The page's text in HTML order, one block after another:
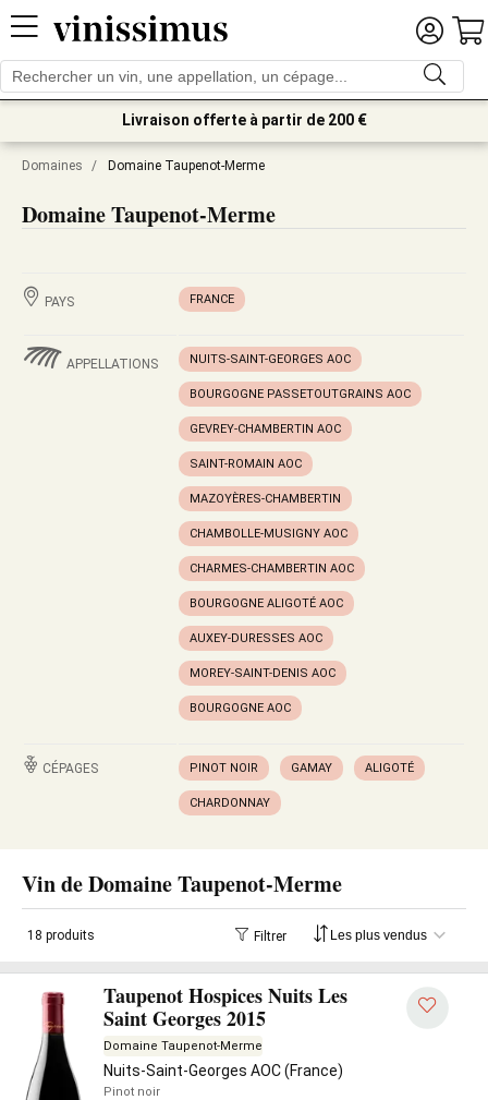
Livraison offerte à partir de 200 €
Domaines / Domaine Taupenot-Merme
Domaine Taupenot-Merme
PAYS FRANCE
APPELLATIONS NUITS-SAINT-GEORGES AOC
BOURGOGNE PASSETOUTGRAINS AOC
GEVREY-CHAMBERTIN AOC
SAINT-ROMAIN AOC
MAZOYÈRES-CHAMBERTIN
CHAMBOLLE-MUSIGNY AOC
CHARMES-CHAMBERTIN AOC
BOURGOGNE ALIGOTÉ AOC
AUXEY-DURESSES AOC
MOREY-SAINT-DENIS AOC
BOURGOGNE AOC
CÉPAGES PINOT NOIR GAMAY ALIGOTÉ
CHARDONNAY
Vin de Domaine Taupenot-Merme
18 produits Filtrer
Taupenot Hospices Nuits Les
Saint Georges 2015
Domaine Taupenot-Merme
Nuits-Saint-Georges AOC (France)
Pinot noir